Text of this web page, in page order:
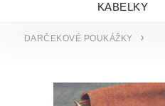
KABELKY
DARČEKOVÉ POUKÁŽKY